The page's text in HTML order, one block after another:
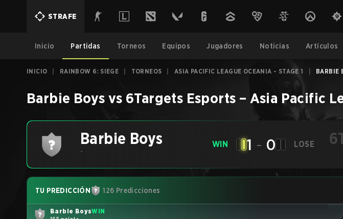
STRAFE
Inicio Partidas Torneos Equipos Jugadores Noticias Artículos
INICIO RAINBOW 6: SIEGE TORNEOS ASIA PACIFIC LEAGUE OCEANIA - STAGE 1 BARBIE
Barbie Boys vs 6Targets Esports – Asia Pacific
Barbie Boys
-
WIN 1 - 0 LOSE
TU PREDICCIÓN 126 Predicciones
Barbie BoysWIN